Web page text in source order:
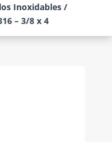
Inoxidables/
– 3/8 x 4